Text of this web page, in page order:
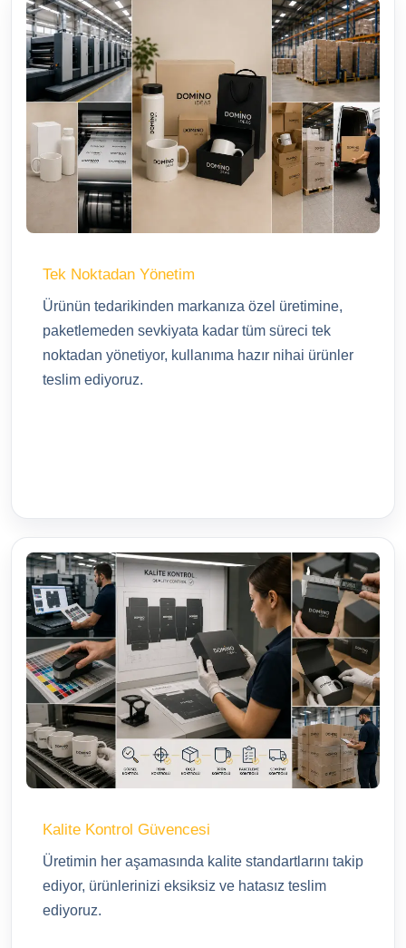
Tek Noktadan Yönetim
Ürünün tedarikinden markanıza özel üretimine,
paketlemeden sevkiyata kadar tüm süreci tek
noktadan yönetiyor, kullanıma hazır nihai ürünler
teslim ediyoruz.
Kalite Kontrol Güvencesi
Üretimin her aşamasında kalite standartlarını takip
ediyor, ürünlerinizi eksiksiz ve hatasız teslim
ediyoruz.